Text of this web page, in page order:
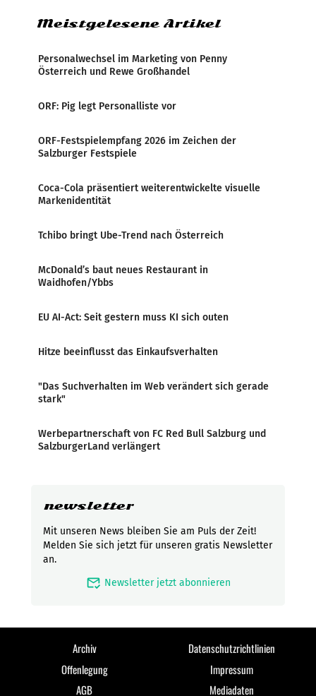
Meistgelesene Artikel
Personalwechsel im Marketing von Penny
Österreich und Rewe Großhandel
ORF: Pig legt Personalliste vor
ORF-Festspielempfang 2026 im Zeichen der
Salzburger Festspiele
Coca-Cola präsentiert weiterentwickelte visuelle
Markenidentität
Tchibo bringt Ube-Trend nach Österreich
McDonald’s baut neues Restaurant in
Waidhofen/Ybbs
EU AI-Act: Seit gestern muss KI sich outen
Hitze beeinflusst das Einkaufsverhalten
"Das Suchverhalten im Web verändert sich gerade
stark"
Werbepartnerschaft von FC Red Bull Salzburg und
SalzburgerLand verlängert
newsletter
Mit unseren News bleiben Sie am Puls der Zeit!
Melden Sie sich jetzt für unseren gratis Newsletter
an.
mark_email_read Newsletter jetzt abonnieren
Archiv
Datenschutzrichtlinien
Offenlegung
Impressum
AGB
Mediadaten